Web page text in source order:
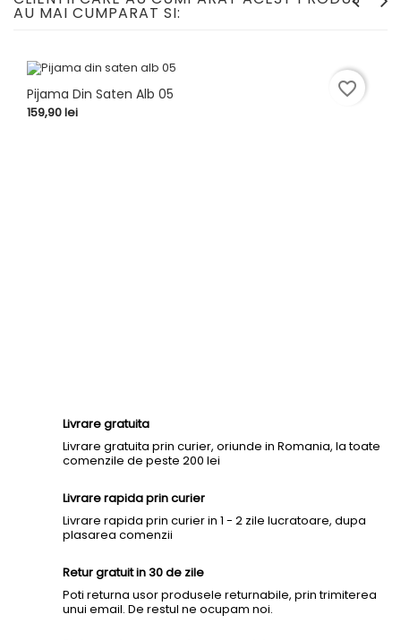
AU MAI CUMPARAT SI:
Pijama Din Saten Alb 05
Pret
159,90 lei
favorite_border
Livrare gratuita
Livrare gratuita prin curier, oriunde in Romania, la toate
comenzile de peste 200 lei
Livrare rapida prin curier
Livrare rapida prin curier in 1 - 2 zile lucratoare, dupa
plasarea comenzii
Retur gratuit in 30 de zile
Poti returna usor produsele returnabile, prin trimiterea
unui email. De restul ne ocupam noi.